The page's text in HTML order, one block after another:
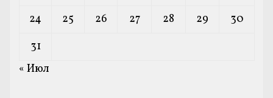
24
25 26 27 28 29
30
31
« Июл